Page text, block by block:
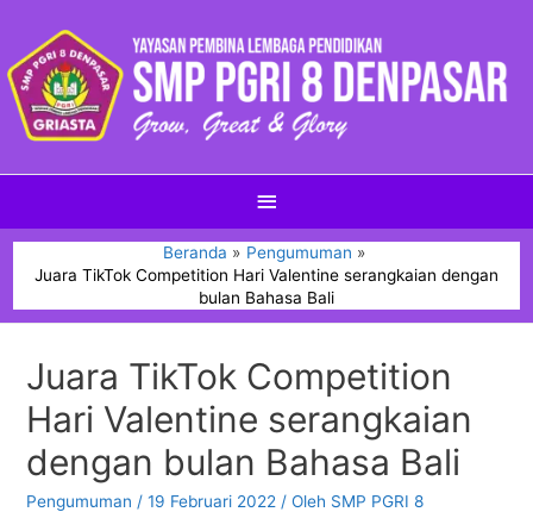
Beranda
Pengumuman
Juara TikTok Competition Hari Valentine serangkaian dengan
bulan Bahasa Bali
Juara TikTok Competition
Hari Valentine serangkaian
dengan bulan Bahasa Bali
Pengumuman / 19 Februari 2022 / Oleh SMP PGRI 8